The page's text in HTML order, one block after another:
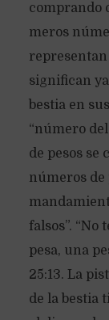
comprando
meros
significan
bestia en
“número
de pesos se
números de
falsos”. “No
pesa, una
25:13. La
de la bestia